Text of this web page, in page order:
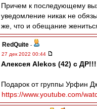
Причем к последующему
уведомление никак не
же, что и обещание
RedQuite -
27 дек 2022 00:44
Алексея Alekos (42) с ДР!!!
Подарок от группы Урфин
https://www.youtube.com/